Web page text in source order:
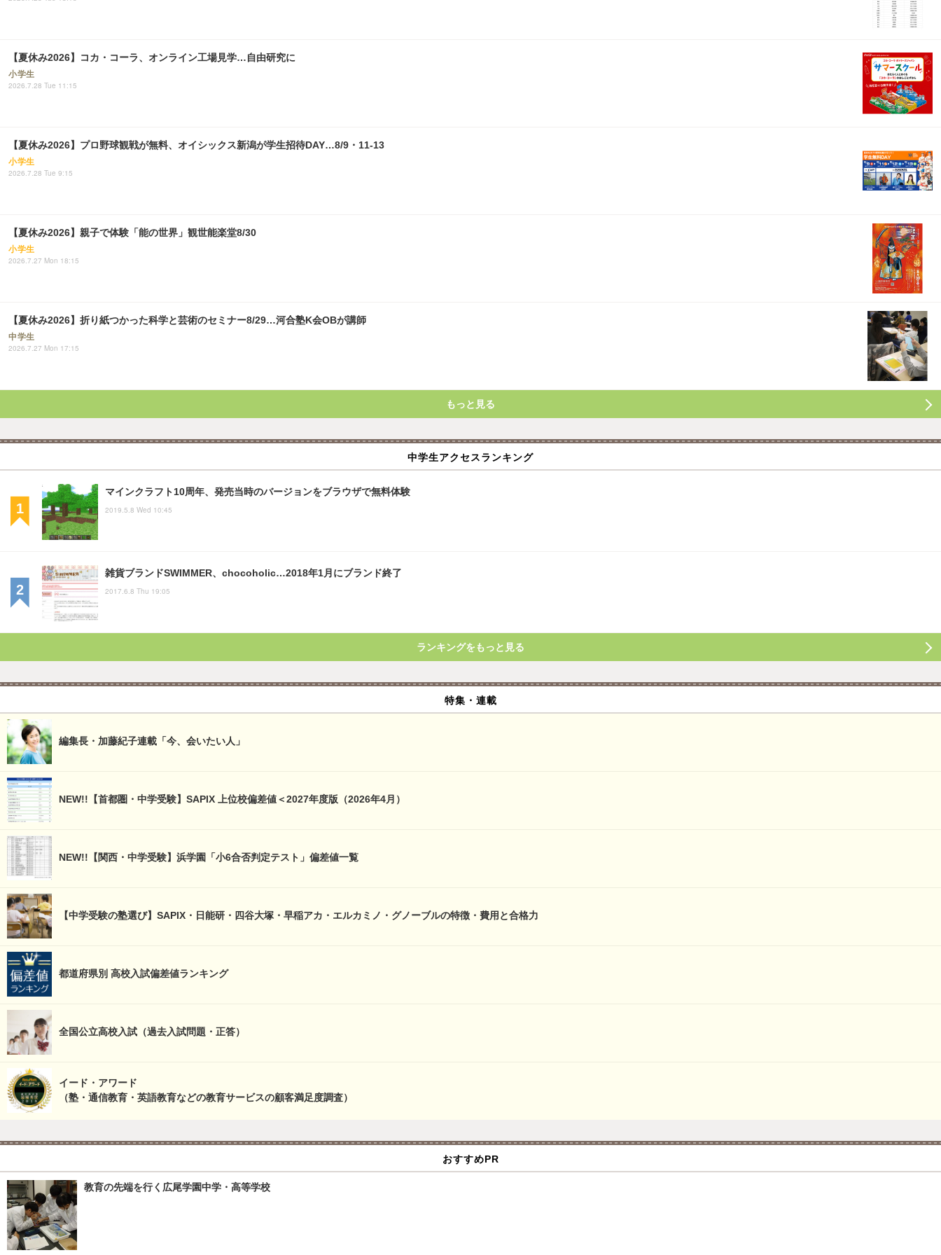
【夏休み2026】コカ・コーラ、オンライン工場見学…自由研究に
小学生
2026.7.28 Tue 11:15
【夏休み2026】プロ野球観戦が無料、オイシックス新潟が学生招待DAY…8/9・11-13
小学生
2026.7.28 Tue 9:15
【夏休み2026】親子で体験「能の世界」観世能楽堂8/30
小学生
2026.7.27 Mon 18:15
【夏休み2026】折り紙つかった科学と芸術のセミナー8/29…河合塾K会OBが講師
中学生
2026.7.27 Mon 17:15
もっと見る
中学生アクセスランキング
マインクラフト10周年、発売当時のバージョンをブラウザで無料体験
2019.5.8 Wed 10:45
雑貨ブランドSWIMMER、chocoholic…2018年1月にブランド終了
2017.6.8 Thu 19:05
ランキングをもっと見る
特集・連載
編集長・加藤紀子連載「今、会いたい人」
NEW!!【首都圏・中学受験】SAPIX 上位校偏差値＜2027年度版（2026年4月）
NEW!!【関西・中学受験】浜学園「小6合否判定テスト」偏差値一覧
【中学受験の塾選び】SAPIX・日能研・四谷大塚・早稲アカ・エルカミノ・グノーブルの特徴・費用と合格力
都道府県別 高校入試偏差値ランキング
全国公立高校入試（過去入試問題・正答）
イード・アワード
（塾・通信教育・英語教育などの教育サービスの顧客満足度調査）
おすすめPR
教育の先端を行く広尾学園中学・高等学校